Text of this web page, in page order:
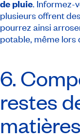
de pluie. Informez-
plusieurs offrent
pourrez ainsi
potable, même
6.
restes